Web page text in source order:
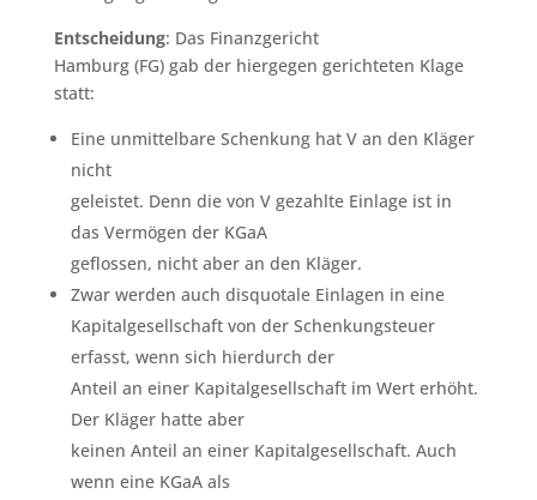
Entscheidung: Das Finanzgericht
Hamburg (FG) gab der hiergegen gerichteten Klage
statt:
Eine unmittelbare Schenkung hat V an den Kläger
nicht
geleistet. Denn die von V gezahlte Einlage ist in
das Vermögen der KGaA
geflossen, nicht aber an den Kläger.
Zwar werden auch disquotale Einlagen in eine
Kapitalgesellschaft von der Schenkungsteuer
erfasst, wenn sich hierdurch der
Anteil an einer Kapitalgesellschaft im Wert erhöht.
Der Kläger hatte aber
keinen Anteil an einer Kapitalgesellschaft. Auch
wenn eine KGaA als